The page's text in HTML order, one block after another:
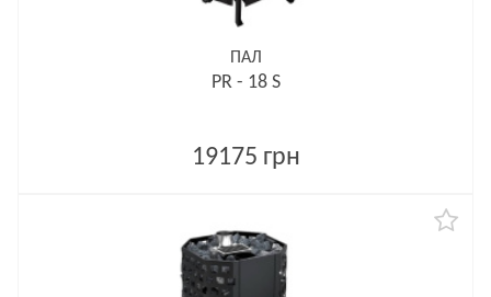
ПАЛ
PR - 18 S
19175 грн